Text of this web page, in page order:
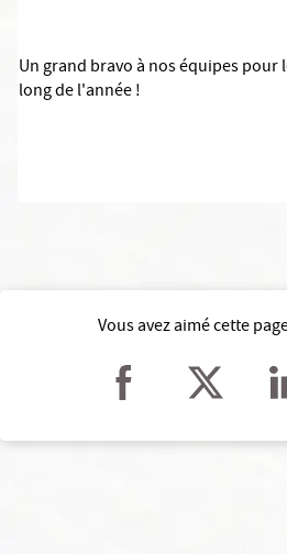
Un grand bravo à nos équipes
long de l'année !
Vous avez aimé cette